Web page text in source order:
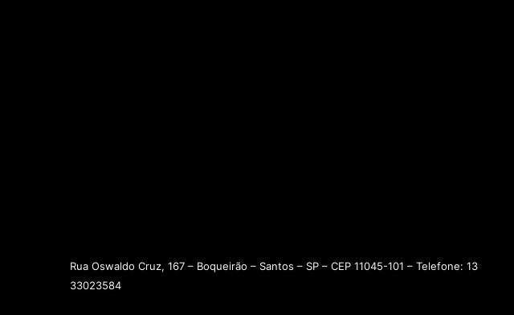
Rua Oswaldo Cruz, 167 – Boqueirão – Santos – SP – CEP 11045-101 – Telefone: 13
33023584